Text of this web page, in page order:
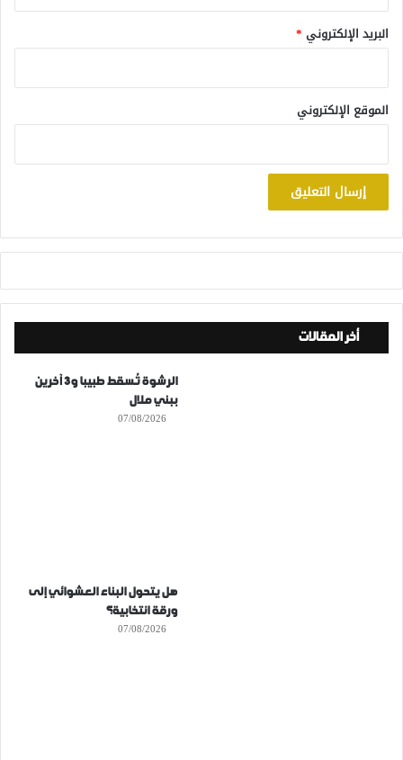
البريد الإلكتروني *
الموقع الإلكتروني
أخر المقالات
الرشوة تُسقط طبيبا و3 آخرين
ببني ملال
07/08/2026
هل يتحول البناء العشوائي إلى
ورقة انتخابية؟
07/08/2026